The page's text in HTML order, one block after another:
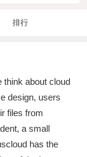
排行
think about cloud
design, users
files from
a small
has the